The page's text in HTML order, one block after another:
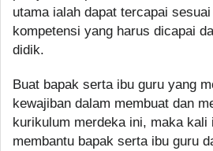
utama ialah dapat tercapai
kompetensi yang harus dicapai
didik.
Buat bapak serta ibu guru yang
kewajiban dalam membuat dan
kurikulum merdeka ini, maka kali
membantu bapak serta ibu guru